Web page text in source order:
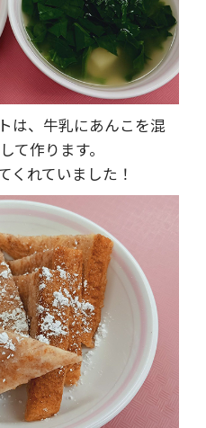
は、牛乳にあんこを混
て作ります。
くれていました！